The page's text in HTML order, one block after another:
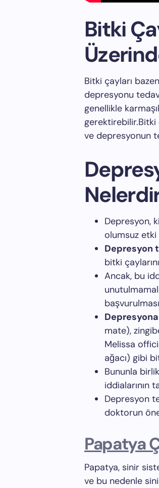
Bitki
Bitki çayları
depresyonu
genellikle
ve depresyonun
Depresyon,
olumsuz etki
Depresyon
bitki
Ancak, bu
mate),
Melissa
ağacı) gibi
Bununla
iddialarının
Depresyon
doktorun
Papatya
Papatya, sinir
ve bu nedenle